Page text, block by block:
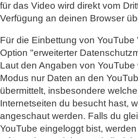
für das Video wird direkt vom
Verfügung an deinen Browser
Für die Einbettung von YouTube
Option "erweiterter
Laut den Angaben von
Modus nur Daten an den
übermittelt, insbesondere
Internetseiten du besucht hast,
angeschaut werden. Falls du
YouTube eingeloggt bist,